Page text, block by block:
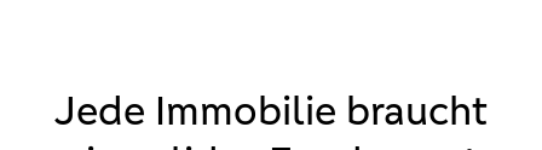
Jede Immobilie braucht